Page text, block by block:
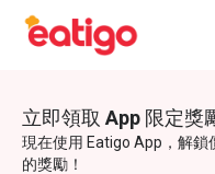
立即領取 App 限定獎
現在使用 Eatigo App，解鎖
的獎勵！